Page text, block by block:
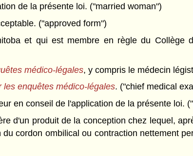
de la présente loi. ("married woman")
("approved form")
et qui est membre en règle du Collège
médico-légales, y compris le médecin
les enquêtes médico-légales. ("chief medical
en conseil de l'application de la présente loi.
d'un produit de la conception chez lequel,
cordon ombilical ou contraction nettement